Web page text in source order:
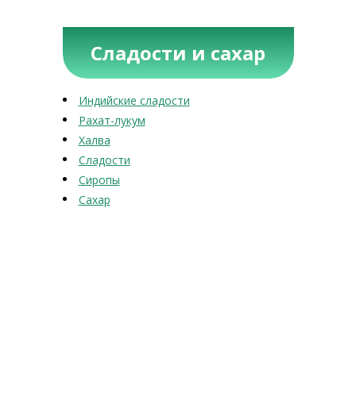
Сладости и сахар
Индийские сладости
Рахат-лукум
Халва
Сладости
Сиропы
Сахар